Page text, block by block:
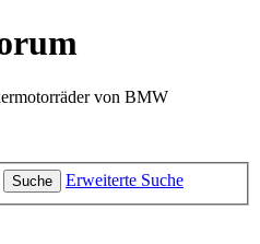
von BMW
Suche Erweiterte Suche